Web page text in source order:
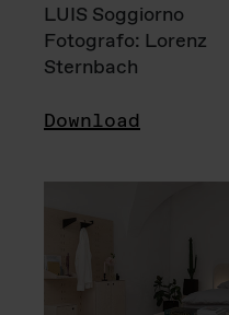
LUIS Soggiorno
Fotografo: Lorenz
Sternbach
Download